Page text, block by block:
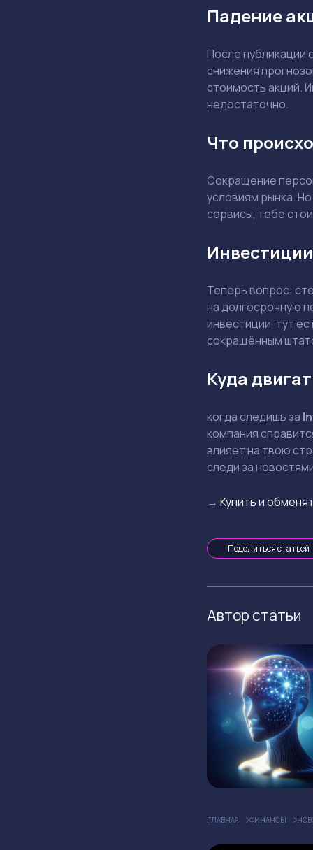
Падение
После публикации
снижения
стоимость акций.
недостаточно.
Что
Сокращение
условиям рынка.
сервисы, тебе
Теперь вопрос:
на долгосрочную
инвестиции, тут
сокращённым
Куда
когда следишь за
компания
влияет на твою
следи за
→ Купить и
Поделиться статьей
Автор статьи
ГЛАВНАЯ ФИНАНСЫ